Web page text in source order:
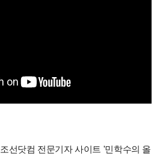
조선닷컴 전문기자 사이트 '민학수의 올